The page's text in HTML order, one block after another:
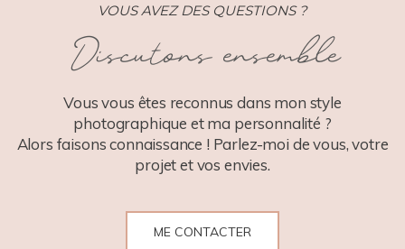
VOUS AVEZ DES QUESTIONS ?
Discutons ensemble
Vous vous êtes reconnus dans mon style
photographique et ma personnalité ?
Alors faisons connaissance ! Parlez-moi de vous, votre
projet et vos envies.
ME CONTACTER